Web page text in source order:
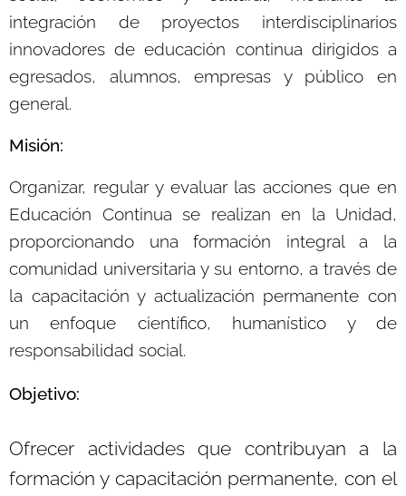
integración de proyectos interdisciplinarios
innovadores de educación continua dirigidos a
egresados, alumnos, empresas y público en
general.
Misión:
Organizar, regular y evaluar las acciones que en
Educación Continua se realizan en la Unidad,
proporcionando una formación integral a la
comunidad universitaria y su entorno, a través de
la capacitación y actualización permanente con
un enfoque científico, humanístico y de
responsabilidad social.
Objetivo:
Ofrecer actividades que contribuyan a la
formación y capacitación permanente, con el